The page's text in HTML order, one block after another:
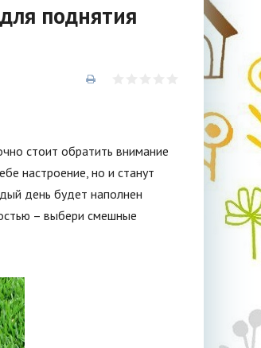
поднятия
стоит обратить внимание
настроение, но и станут
день будет наполнен
– выбери смешные